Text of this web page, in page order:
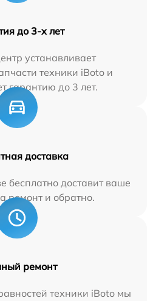
до 3-х лет
устанавливает
техники iBoto и
гарантию до 3 лет.
доставка
бесплатно доставит ваше
ремонт и обратно.
ремонт
техники iBoto мы